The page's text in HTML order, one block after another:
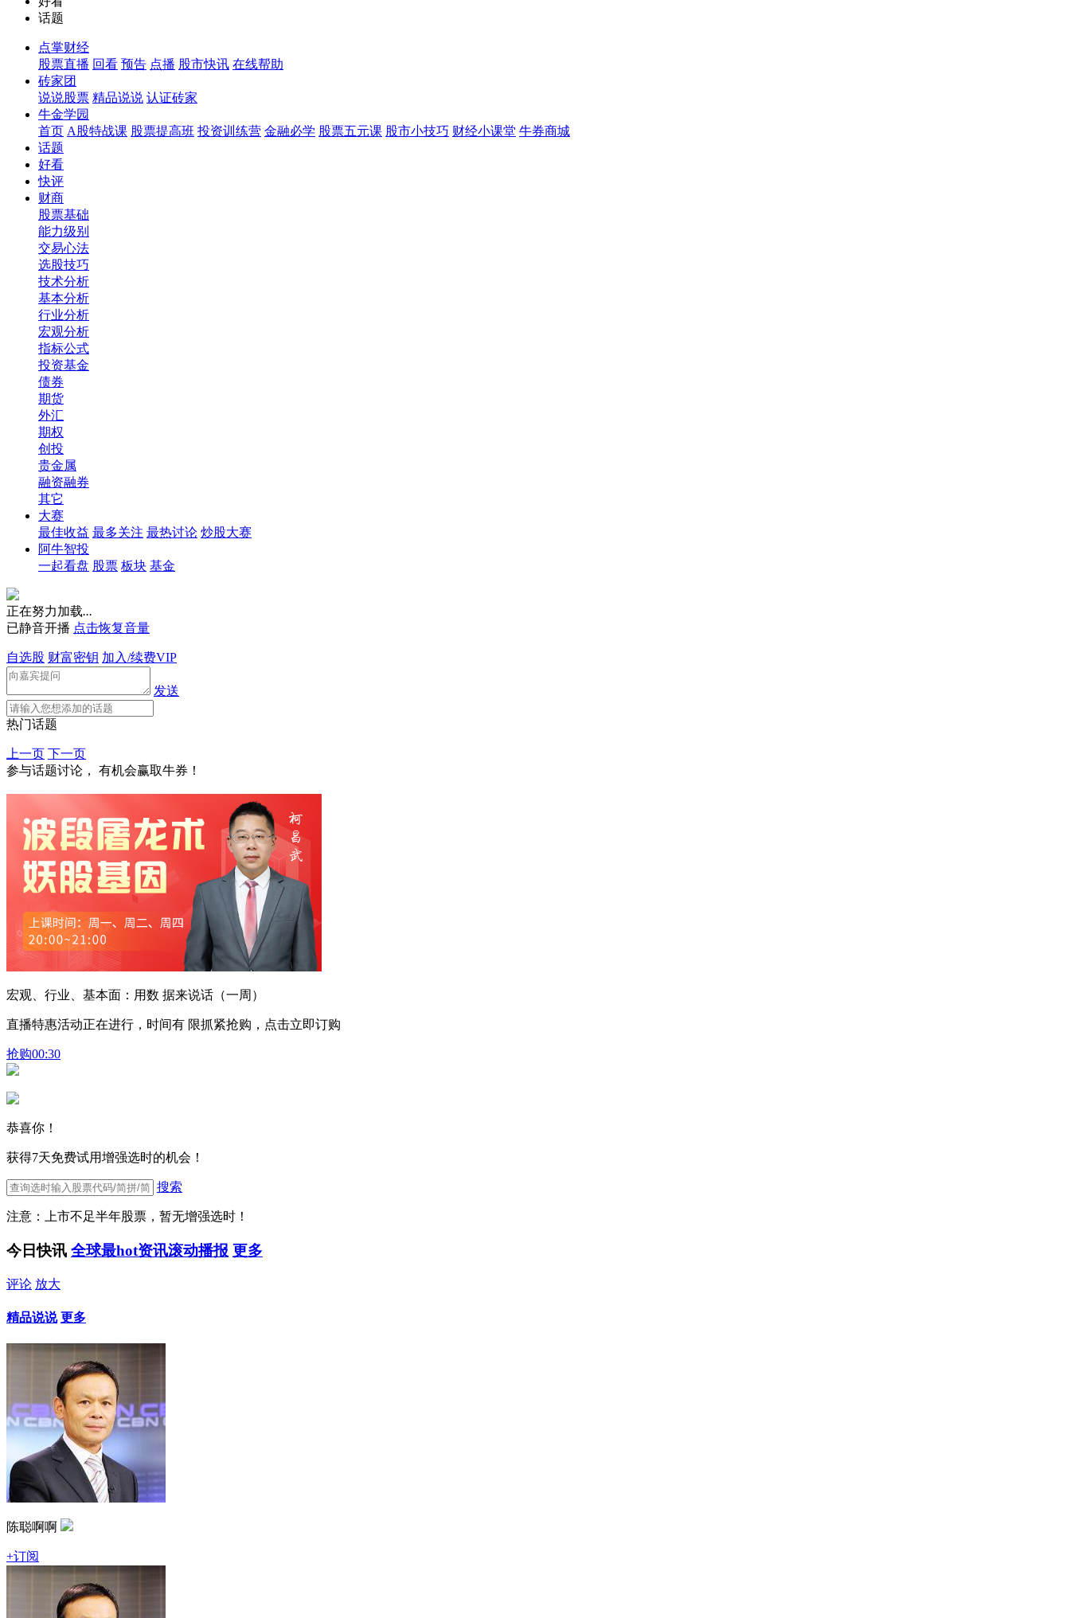
话题
点掌财经
股票直播 回看 预告 点播 股市快讯 在线帮助
砖家团
说说股票 精品说说 认证砖家
牛金学园
首页 A股特战课 股票提高班 投资训练营 金融必学 股票五元课 股市小技巧 财经小课堂 牛券商城
话题
好看
快评
财商
股票基础
能力级别
交易心法
选股技巧
技术分析
基本分析
行业分析
宏观分析
指标公式
投资基金
债券
期货
外汇
期权
创投
贵金属
融资融券
其它
大赛
最佳收益 最多关注 最热讨论 炒股大赛
阿牛智投
一起看盘 股票 板块 基金
正在努力加载...
已静音开播 点击恢复音量
自选股 财富密钥 加入/续费VIP
发送
热门话题
上一页 下一页
参与话题讨论， 有机会赢取牛券！
宏观、行业、基本面：用数 据来说话（一周）
直播特惠活动正在进行，时间有 限抓紧抢购，点击立即订购
抢购00:30
恭喜你！
获得7天免费试用增强选时的机会！
搜索
注意：上市不足半年股票，暂无增强选时！
今日快讯 全球最hot资讯滚动播报 更多
评论 放大
精品说说 更多
陈聪啊啊
+订阅